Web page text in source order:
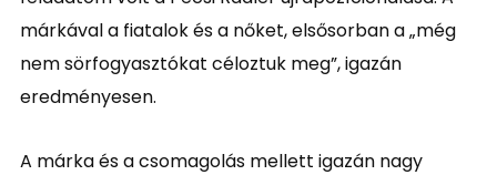
márkával a fiatalok és a nőket, elsősorban a „még
nem sörfogyasztókat céloztuk meg”, igazán
eredményesen.
A márka és a csomagolás mellett igazán nagy